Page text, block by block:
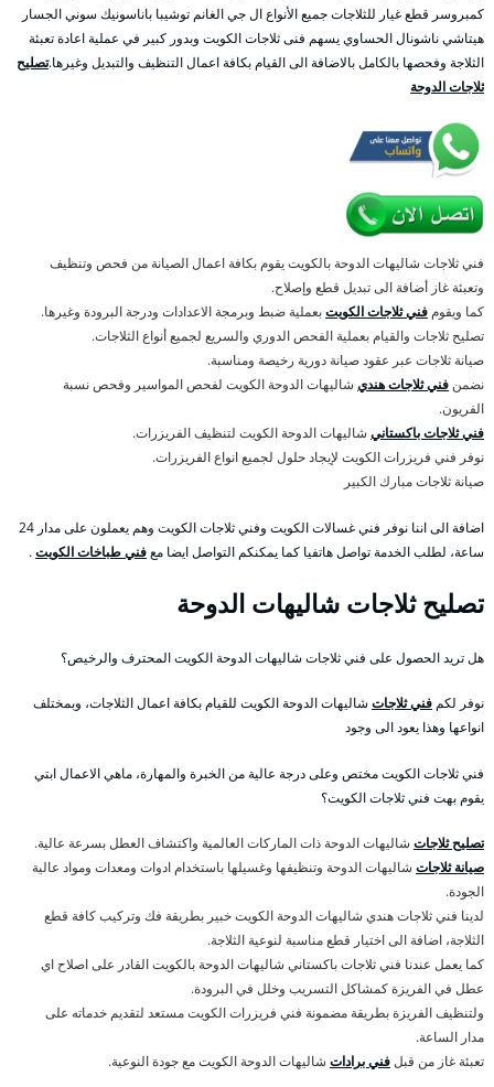
كمبروسر قطع غيار للثلاجات جميع الأنواع ال جي الغانم توشيبا باناسونيك سوني الجسار
هيتاشي ناشونال الحساوي يسهم فنى ثلاجات الكويت وبدور كبير في عملية اعادة تعبئة
الثلاجة وفحصها بالكامل بالاضافة الى القيام بكافة اعمال التنظيف والتبديل وغيرها.تصليح
ثلاجات الدوحة
فني ثلاجات شاليهات الدوحة بالكويت يقوم بكافة اعمال الصيانة من فحص وتنظيف
وتعبئة غاز أضافة الى تبديل قطع وإصلاح.
كما ويقوم فني ثلاجات الكويتبعملية ضبط وبرمجة الاعدادات ودرجة البرودة وغيرها.
تصليح ثلاجات والقيام بعملية الفحص الدوري والسريع لجميع أنواع الثلاجات.
صيانة ثلاجات عبر عقود صيانة دورية رخيصة ومناسبة.
نضمن فني ثلاجات هندي شاليهات الدوحة الكويت لفحص المواسير وفحص نسبة
الفريون.
فني ثلاجات باكستاني شاليهات الدوحة الكويت لتنظيف الفريزرات.
نوفر فني فريزرات الكويت لإيجاد حلول لجميع انواع الفريزرات.
صيانة ثلاجات مبارك الكبير
اضافة الى اننا نوفر فني غسالات الكويت وفني ثلاجات الكويت وهم يعملون على مدار 24
ساعة، لطلب الخدمة تواصل هاتفيا كما يمكنكم التواصل ايضا معفني طباخات الكويت.
تصليح ثلاجات شاليهات الدوحة
هل تريد الحصول على فني ثلاجات شاليهات الدوحة الكويت المحترف والرخيص؟
نوفر لكم فني ثلاجات شاليهات الدوحة الكويت للقيام بكافة اعمال الثلاجات، وبمختلف
انواعها وهذا يعود الى وجود
فني ثلاجات الكويت مختص وعلى درجة عالية من الخبرة والمهارة، ماهي الاعمال ابتي
يقوم بهت فني ثلاجات الكويت؟
تصليح ثلاجات شاليهات الدوحة ذات الماركات العالمية واكتشاف العطل بسرعة عالية.
صيانة ثلاجات شاليهات الدوحة وتنظيفها وغسيلها باستخدام ادوات ومعدات ومواد عالية
الجودة.
لدينا فني ثلاجات هندي شاليهات الدوحة الكويت خبير بطريقة فك وتركيب كافة قطع
الثلاجة، اضافة الى اختيار قطع مناسبة لنوعية الثلاجة.
كما يعمل عندنا فني ثلاجات باكستاني شاليهات الدوحة بالكويت القادر على اصلاح اي
عطل في الفريزة كمشاكل التسريب وخلل في البرودة.
ولتنظيف الفريزة بطريقة مضمونة فني فريزرات الكويت مستعد لتقديم خدماته على
مدار الساعة.
تعبئة غاز من قبلفني برادات شاليهات الدوحة الكويت مع جودة النوعية.